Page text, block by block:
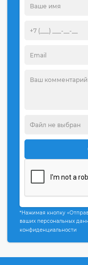
*Нажимая кнопку
ваших персональных
конфиденциальности